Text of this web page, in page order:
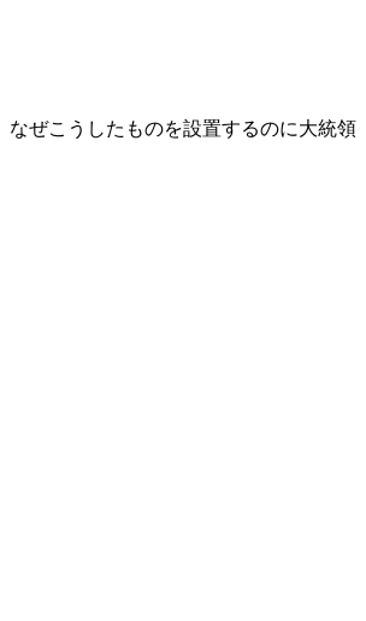
ぜこうしたものを設置するのに大統領